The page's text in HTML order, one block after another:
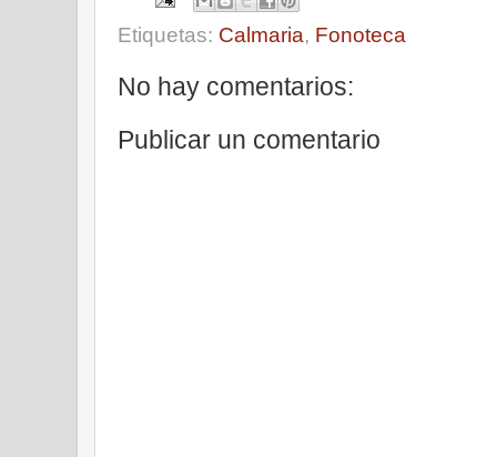
Etiquetas: Calmaria, Fonoteca
No hay comentarios:
Publicar un comentario